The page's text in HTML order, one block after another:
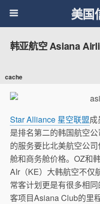
美国
韩亚航空 Asiana
cache
Star Alliance 星空联盟成
是排名第二的韩国航空
的服务要比北美航空公
舱和商务舱价格。OZ和
AIr（KE）大韩航空不仅
常客计划更是有很多相
客项目Asiana Club的里